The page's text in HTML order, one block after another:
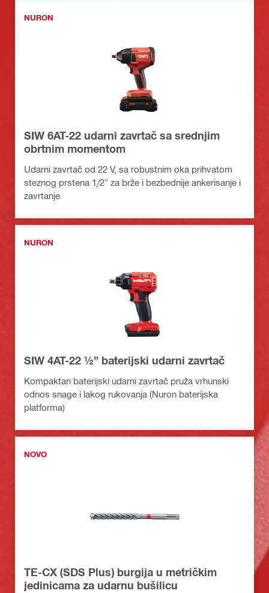
NURON
SIW 6AT-22 udarni zavrtač sa srednjim
obrtnim momentom
Udarni zavrtač od 22 V, sa robustnim oka prihvatom
steznog prstena 1/2" za brže i bezbednije ankerisanje i
zavrtanje
NURON
SIW 4AT-22 ½” baterijski udarni zavrtač
Kompaktan baterijski udarni zavrtač pruža vrhunski
odnos snage i lakog rukovanja (Nuron baterijska
platforma)
NOVO
TE-CX (SDS Plus) burgija u metričkim
jedinicama za udarnu bušilicu